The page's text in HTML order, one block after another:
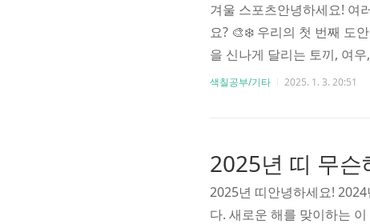
겨울 스포츠안녕하세요! 여
요? 🎨❄️ 우리의 첫 번째 도
을 신나게 달리는 토끼, 여
이 포근함을 더해주죠. "스
신나는 "썰매 레이싱"에서
날 수 있..
색칠공부/기타 2025. 1. 3. 20:51
2025년 띠안녕하세요!
다. 새로운 해를 맞이하는